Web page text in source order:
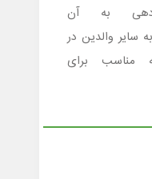
به آن
به سایر والدین در
مناسب برای